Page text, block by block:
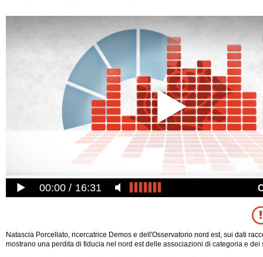
00:00 16:31
Natascia Porcellato, ricercatrice Demos e dell'Osservatorio nord est, sui dati
mostrano una perdita di fiducia nel nord est delle associazioni di categoria e dei